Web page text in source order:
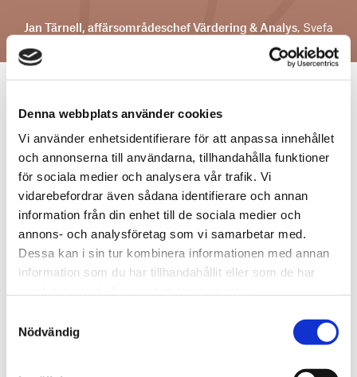
Denna webbplats använder cookies
Vi använder enhetsidentifierare för att anpassa innehållet
och annonserna till användarna, tillhandahålla funktioner
för sociala medier och analysera vår trafik. Vi
vidarebefordrar även sådana identifierare och annan
information från din enhet till de sociala medier och
annons- och analysföretag som vi samarbetar med.
Dessa kan i sin tur kombinera informationen med annan
information som du har tillhandahållit eller som de har
Nödvändig
Jan Tärnell, affärsområdeschef Värdering & Analys, Svefa
Vill du veta mer om vårt
remissvar?